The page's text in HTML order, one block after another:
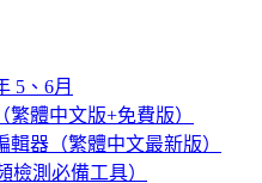
5、6月
體中文版+免費版）
器（繁體中文最新版）
檢測必備工具）